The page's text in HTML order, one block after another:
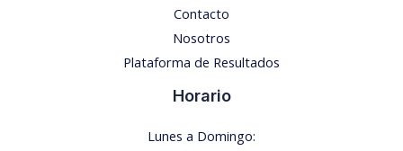
Contacto
Nosotros
Plataforma de Resultados
Horario
Lunes a Domingo: